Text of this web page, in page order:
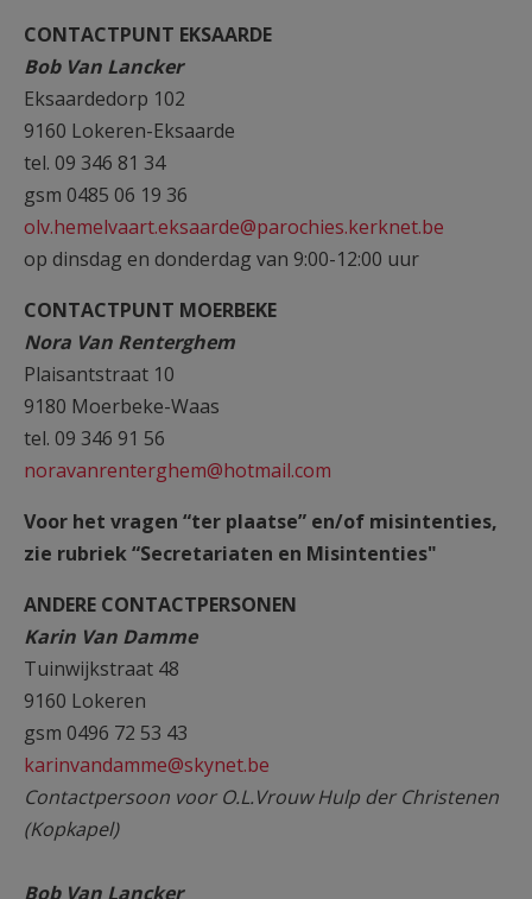
CONTACTPUNT EKSAARDE
Bob Van Lancker
Eksaardedorp 102
9160 Lokeren-Eksaarde
tel. 09 346 81 34
gsm 0485 06 19 36
olv.hemelvaart.eksaarde@parochies.kerknet.be
op dinsdag en donderdag van 9:00-12:00 uur
CONTACTPUNT MOERBEKE
Nora Van Renterghem
Plaisantstraat 10
9180 Moerbeke-Waas
tel. 09 346 91 56
noravanrenterghem@hotmail.com
Voor het vragen “ter plaatse” en/of misintenties,
zie rubriek “Secretariaten en Misintenties"
ANDERE CONTACTPERSONEN
Karin Van Damme
Tuinwijkstraat 48
9160 Lokeren
gsm 0496 72 53 43
karinvandamme@skynet.be
Contactpersoon voor O.L.Vrouw Hulp der Christenen
(Kopkapel)
Bob Van Lancker